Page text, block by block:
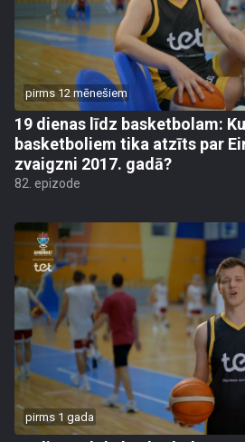
pirms 12 mēnešiem
19 dienas līdz basketbolam:
basketboliem tika atzīts par
zvaigzni 2017. gadā?
82. epizode
pirms 1 gada